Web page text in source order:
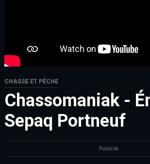
CHASSE ET PÊCHE
Chassomaniak -
Sepaq Portneuf
Publicité